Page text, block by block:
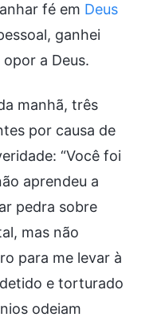
fé em Deus
ganhei
a Deus.
manhã, três
por causa de
“Você foi
aprendeu a
pedra sobre
mas não
para me levar à
e torturado
odeiam